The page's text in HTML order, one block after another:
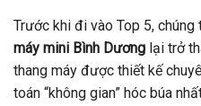
Trước khi đi vào Top 5,
máy mini Bình Dương lại trở
thang máy được thiết kế
toán “không gian” hóc búa